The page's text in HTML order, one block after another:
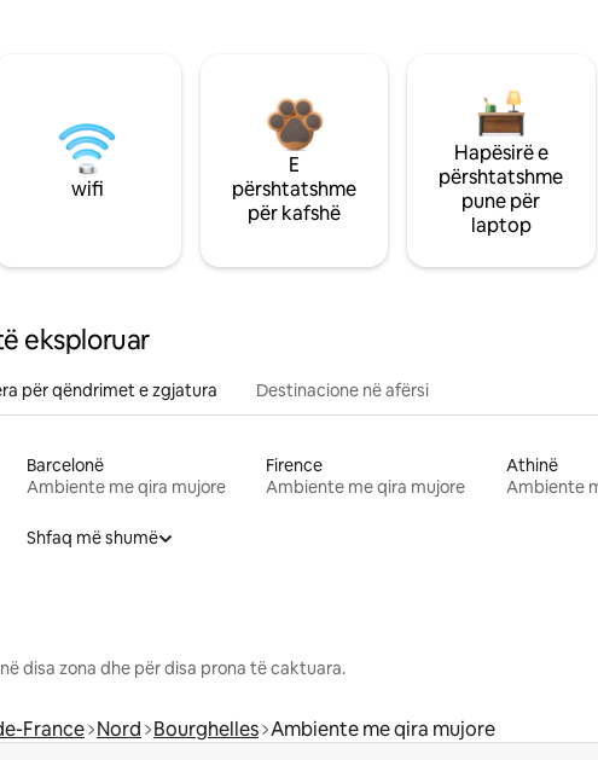
wifi
E
përshtatshme
për kafshë
Hapësirë e
përshtatshme
pune për
laptop
eksploruar
për qëndrimet e zgjatura Destinacione në afërsi
Barcelonë
Ambiente me qira mujore
Firence
Ambiente me qira mujore
Athinë
Ambiente
Shfaq më shumë
disa zona dhe për disa prona të caktuara.
France Nord Bourghelles Ambiente me qira mujore